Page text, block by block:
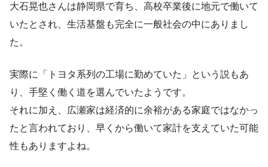
大石晃也さんは静岡県で育ち、高校卒業後に地元で働いて
いたとされ、生活基盤も完全に一般社会の中にありまし
た。
実際に「トヨタ系列の工場に勤めていた」という説もあ
り、手堅く働く道を選んでいたようです。
それに加え、広瀬家は経済的に余裕がある家庭ではなかっ
たと言われており、早くから働いて家計を支えていた可能
性もありますよね。